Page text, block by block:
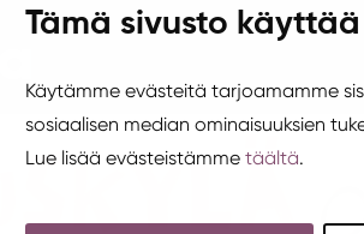
Tämä sivusto
Käytämme evästeitä tarjoamamme
sosiaalisen median ominaisuuksien
Lue lisää evästeistämme täältä.